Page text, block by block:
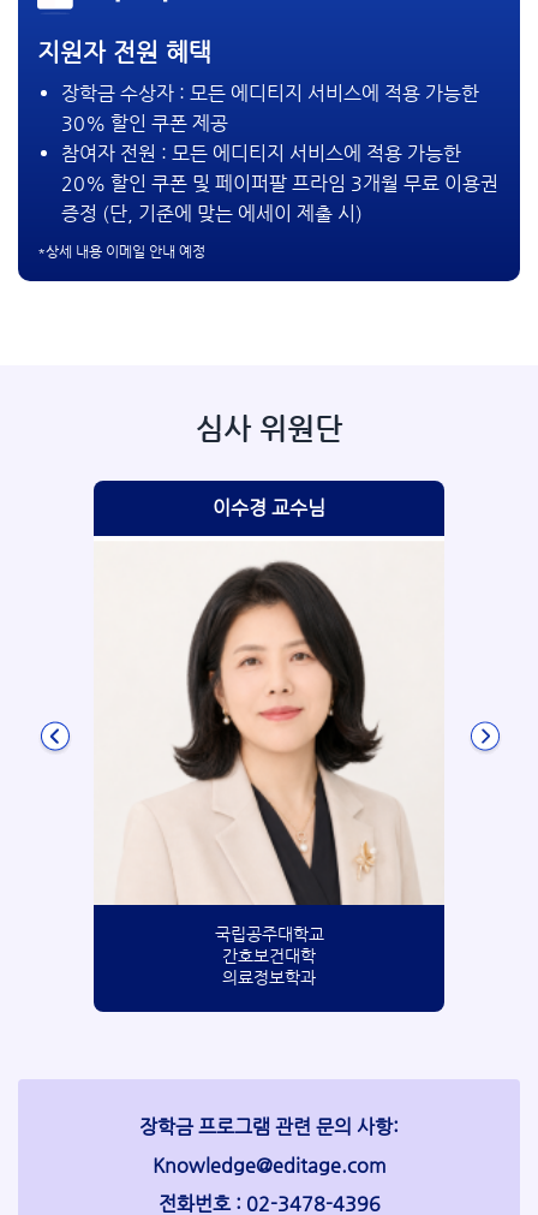
지원자 전원 혜택​
장학금 수상자 : 모든 에디티지 서비스에 적용 가능한
30% 할인 쿠폰 제공​
참여자 전원 : 모든 에디티지 서비스에 적용 가능한
20% 할인 쿠폰 및 페이퍼팔 프라임 3개월 무료 이용권
증정 (단, 기준에 맞는 에세이 제출 시)
*상세 내용 이메일 안내 예정​
심사 위원단
이수경 교수님
국립공주대학교
간호보건대학
의료정보학과
장학금 프로그램 관련 문의 사항:
Knowledge@editage.com
전화번호 : 02-3478-4396